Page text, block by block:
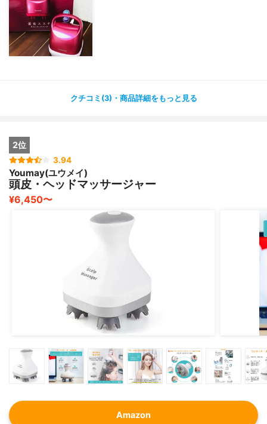
クチコミ(3)・商品詳細をもっと見る
2位
3.94
Youmay(ユウメイ)
頭皮・ヘッドマッサージャー
¥6,450〜
Amazon